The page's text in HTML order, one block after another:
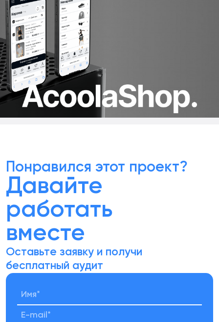
Понравился этот проект?
Давайте
работать
вместе
Оставьте заявку и получи
бесплатный аудит